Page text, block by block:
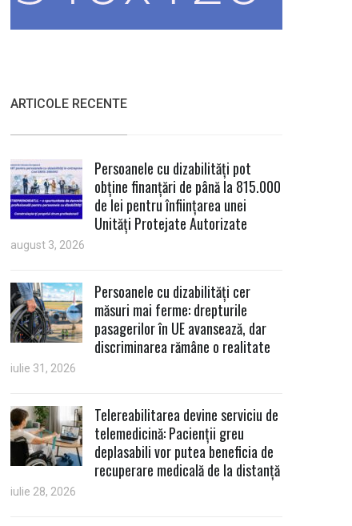
ARTICOLE RECENTE
Persoanele cu dizabilități pot
obține finanțări de până la 815.000
de lei pentru înființarea unei
Unități Protejate Autorizate
august 3, 2026
Persoanele cu dizabilități cer
măsuri mai ferme: drepturile
pasagerilor în UE avansează, dar
discriminarea rămâne o realitate
iulie 31, 2026
Telereabilitarea devine serviciu de
telemedicină: Pacienții greu
deplasabili vor putea beneficia de
recuperare medicală de la distanță
iulie 28, 2026